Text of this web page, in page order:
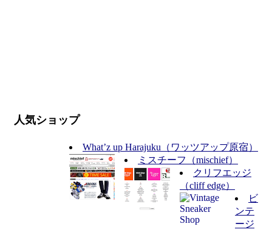
人気ショップ
What’z up Harajuku（ワッツアップ原宿）
ミスチーフ（mischief）
クリフエッジ
（cliff edge）
ビ
ンテ
ージ